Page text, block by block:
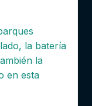
la batería
la
en esta